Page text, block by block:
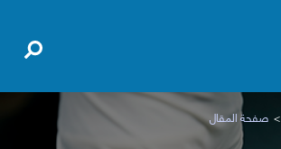
صفحة المقال